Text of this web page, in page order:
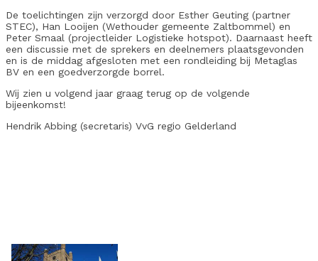
De toelichtingen zijn verzorgd door Esther Geuting (partner
STEC), Han Looijen (Wethouder gemeente Zaltbommel) en
Peter Smaal (projectleider Logistieke hotspot). Daarnaast heeft
een discussie met de sprekers en deelnemers plaatsgevonden
en is de middag afgesloten met een rondleiding bij Metaglas
BV en een goedverzorgde borrel.
Wij zien u volgend jaar graag terug op de volgende
bijeenkomst!
Hendrik Abbing (secretaris) VvG regio Gelderland